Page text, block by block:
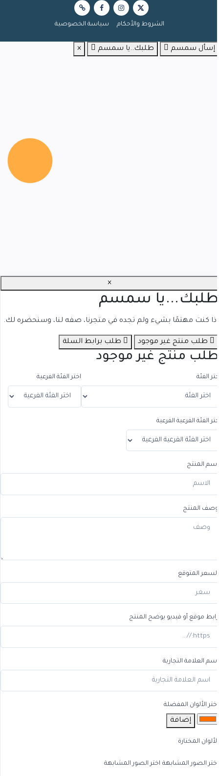
الشروط والأحكام سياسة الخصوصية
إسأل سمسم طلبك..يا سمسم ×
×
سمسم
كنت مهتمًا بشيء ولم تجده في متجرنا، صفه لنا، وسنحضره لك.
طلب منتج غير موجود طلب برابط السلة
منتج غير موجود
الفئة اختر الفئة الفرعية
الفئة الفرعية الفرعية
المنتج
المنتج
المتوقع
موقع أو فيديو يوضح المنتج
العلامة التجارية
الألوان المفضلة
إضافة
المختارة
الصور المشابهة اختر الصور المشابهة